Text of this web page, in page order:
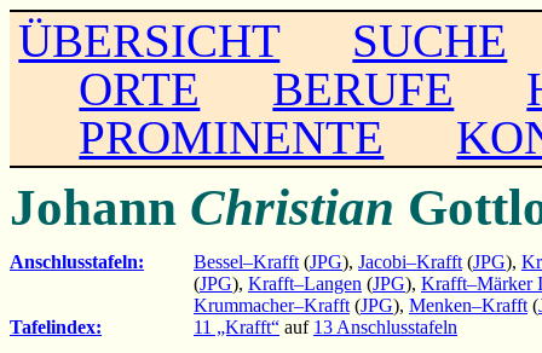
ÜBERSICHT
SUCHE
ORTE
BERUFE
PROMINENTE
Johann Christian
Anschlusstafeln: Bessel–Krafft (JPG), Jacobi–Krafft (JPG),
(JPG), Krafft–Langen (JPG), Krafft–Märker I
Krummacher–Krafft (JPG), Menken–Krafft (
Tafelindex:
11 „Krafft“ auf 13 Anschlusstafeln